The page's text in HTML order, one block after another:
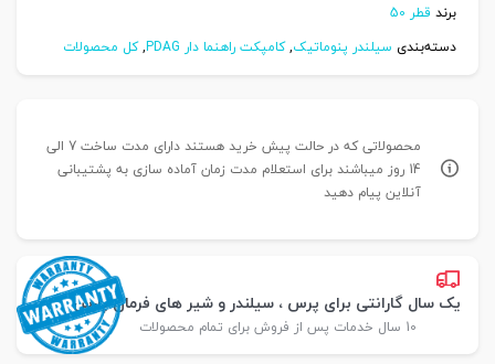
برند قطر 50
دسته‌بندی سیلندر پنوماتیک,کامپکت راهنما دار PDAG ,کل محصولات
محصولاتی که در حالت پیش خرید هستند دارای مدت ساخت 7 الی
14 روز میباشند برای استعلام مدت زمان آماده سازی به پشتیبانی
آنلاین پیام دهید
یک سال گارانتی برای پرس ، سیلندر و شیر های فرمان پارس
10 سال خدمات پس از فروش برای تمام محصولات